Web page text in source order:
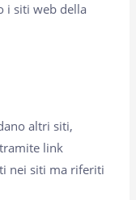
i siti web della
altri siti,
link
nei siti ma riferiti